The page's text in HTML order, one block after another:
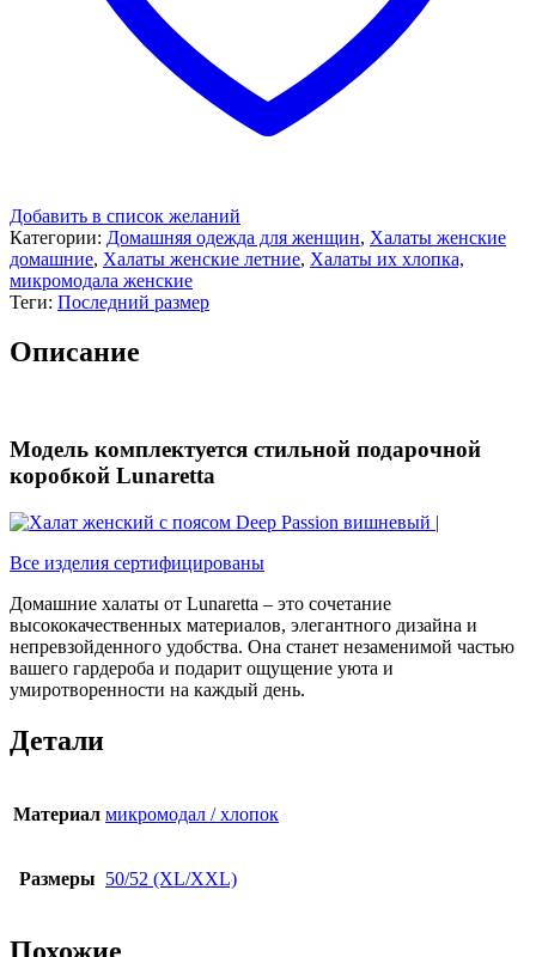
Добавить в список желаний
Категории: Домашняя одежда для женщин, Халаты женские
домашние, Халаты женские летние, Халаты их хлопка,
микромодала женские
Теги: Последний размер
Описание
Модель комплектуется стильной подарочной
коробкой Lunaretta
Все изделия сертифицированы
Домашние халаты от Lunaretta – это сочетание
высококачественных материалов, элегантного дизайна и
непревзойденного удобства. Она станет незаменимой частью
вашего гардероба и подарит ощущение уюта и
умиротворенности на каждый день.
Детали
Материал микромодал / хлопок
Размеры 50/52 (XL/XXL)